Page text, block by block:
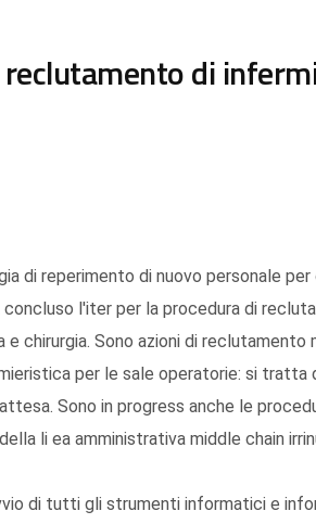
di
di reperimento di nuovo personale
l'iter per la procedura di
e chirurgia. Sono azioni di
per le sale operatorie: si tratta
Sono in progress anche le
li ea amministrativa middle chain
di tutti gli strumenti informatici e